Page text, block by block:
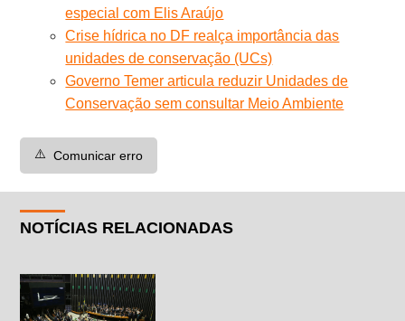
especial com Elis Araújo
Crise hídrica no DF realça importância das
unidades de conservação (UCs)
Governo Temer articula reduzir Unidades de
Conservação sem consultar Meio Ambiente
⚠️ Comunicar erro
NOTÍCIAS RELACIONADAS